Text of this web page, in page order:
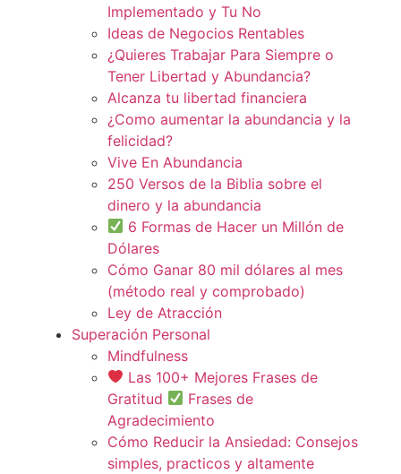
Implementado y Tu No
Ideas de Negocios Rentables
¿Quieres Trabajar Para Siempre o
Tener Libertad y Abundancia?
Alcanza tu libertad financiera
¿Como aumentar la abundancia y la
felicidad?
Vive En Abundancia
250 Versos de la Biblia sobre el
dinero y la abundancia
6 Formas de Hacer un Millón de
Dólares
Cómo Ganar 80 mil dólares al mes
(método real y comprobado)
Ley de Atracción
Superación Personal
Mindfulness
Las 100+ Mejores Frases de
Gratitud
Frases de
Agradecimiento
Cómo Reducir la Ansiedad: Consejos
simples, practicos y altamente